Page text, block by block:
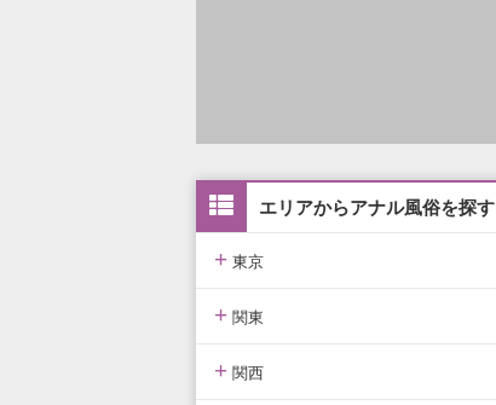
エリアからアナル風俗を探す
+ 東京
東京版TOP
東京全域
+ 関東
関東版TOP
+ 関西